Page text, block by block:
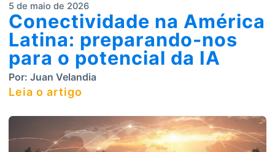
5 de maio de 2026
Conectividade na América
Latina: preparando-nos
para o potencial da IA
Por: Juan Velandia
Leia o artigo